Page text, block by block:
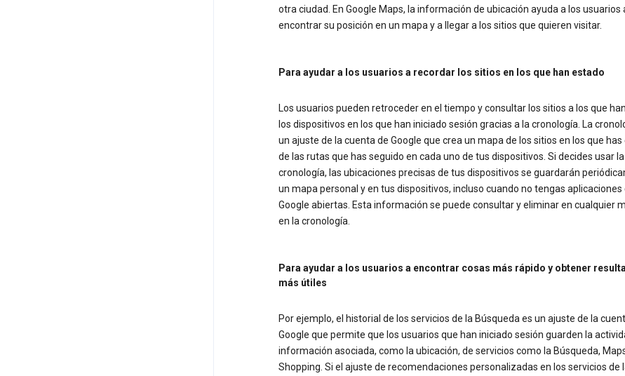
otra ciudad. En Google Maps, la información de ubicación ayuda a los usuarios
encontrar su posición en un mapa y a llegar a los sitios que quieren visitar.
Para ayudar a los usuarios a recordar los sitios en los que han estado
Los usuarios pueden retroceder en el tiempo y consultar los sitios a los que
los dispositivos en los que han iniciado sesión gracias a la cronología. La
un ajuste de la cuenta de Google que crea un mapa de los sitios en los que has
de las rutas que has seguido en cada uno de tus dispositivos. Si decides usar la
cronología, las ubicaciones precisas de tus dispositivos se guardarán
un mapa personal y en tus dispositivos, incluso cuando no tengas aplicaciones
Google abiertas. Esta información se puede consultar y eliminar en cualquier
en la cronología.
Para ayudar a los usuarios a encontrar cosas más rápido y obtener
más útiles
Por ejemplo, el historial de los servicios de la Búsqueda es un ajuste de la
Google que permite que los usuarios que han iniciado sesión guarden la
información asociada, como la ubicación, de servicios como la Búsqueda,
Shopping. Si el ajuste de recomendaciones personalizadas en los servicios de